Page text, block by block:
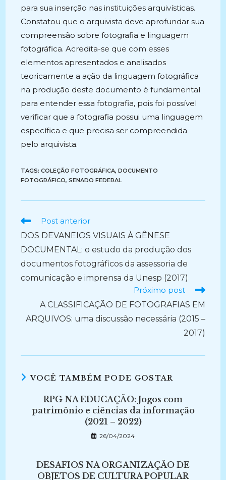
para sua inserção nas instituições arquivísticas.
Constatou que o arquivista deve aprofundar sua
compreensão sobre fotografia e linguagem
fotográfica. Acredita-se que com esses
elementos apresentados e analisados
teoricamente a ação da linguagem fotográfica
na produção deste documento é fundamental
para entender essa fotografia, pois foi possível
verificar que a fotografia possui uma linguagem
específica e que precisa ser compreendida
pelo arquivista.
TAGS:COLEÇÃO FOTOGRÁFICA, DOCUMENTO
FOTOGRÁFICO, SENADO FEDERAL
Ler
artigos
Post anterior
DOS DEVANEIOS VISUAIS À GÊNESE
DOCUMENTAL: o estudo da produção dos
documentos fotográficos da assessoria de
comunicação e imprensa da Unesp (2017)
Próximo post
A CLASSIFICAÇÃO DE FOTOGRAFIAS EM
ARQUIVOS: uma discussão necessária (2015 –
2017)
VOCÊ TAMBÉM PODE GOSTAR
RPG NA EDUCAÇÃO: Jogos com
patrimônio e ciências da informação
(2021 – 2022)
26/04/2024
DESAFIOS NA ORGANIZAÇÃO DE
OBJETOS DE CULTURA POPULAR